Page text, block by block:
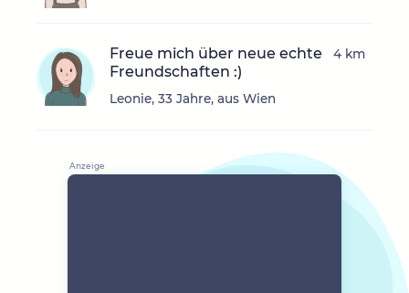
Freue mich über neue echte
Freundschaften :)
Leonie, 33 Jahre, aus Wien
4 km